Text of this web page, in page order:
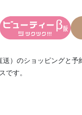
） のショッピングと予
です。